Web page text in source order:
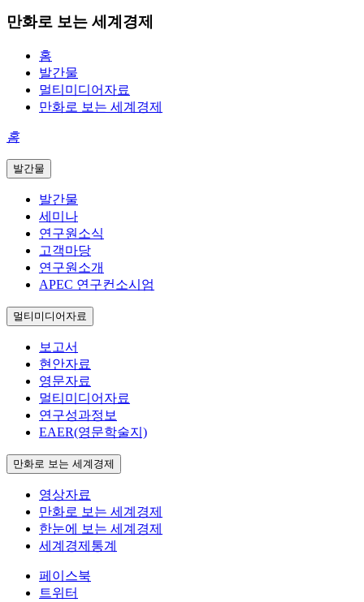
만화로 보는 세계경제
홈
발간물
멀티미디어자료
만화로 보는 세계경제
홈
발간물
발간물
세미나
연구원소식
고객마당
연구원소개
APEC 연구컨소시엄
멀티미디어자료
보고서
현안자료
영문자료
멀티미디어자료
연구성과정보
EAER(영문학술지)
만화로 보는 세계경제
영상자료
만화로 보는 세계경제
한눈에 보는 세계경제
세계경제통계
페이스북
트위터